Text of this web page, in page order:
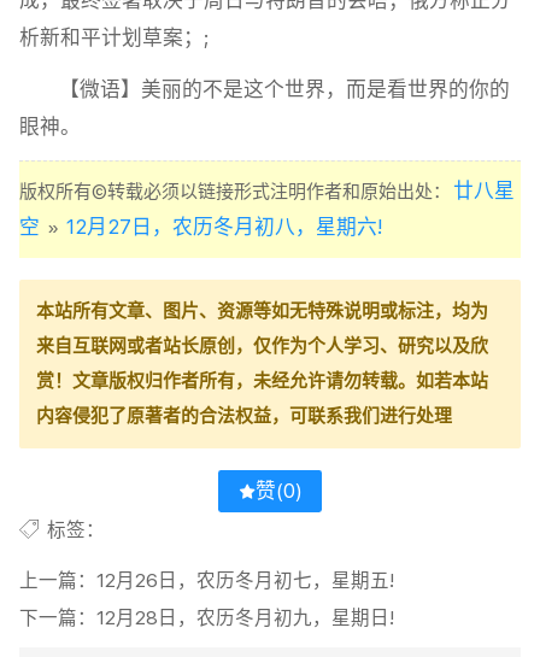
析新和平计划草案；;
【微语】美丽的不是这个世界，而是看世界的你的
眼神。
版权所有©转载必须以链接形式注明作者和原始出处：
廿八星
空 » 12月27日，农历冬月初八，星期六!
本站所有文章、图片、资源等如无特殊说明或标注，均为
来自互联网或者站长原创，仅作为个人学习、研究以及欣
赏！文章版权归作者所有，未经允许请勿转载。如若本站
内容侵犯了原著者的合法权益，可联系我们进行处理
赞(0)
标签：
上一篇： 12月26日，农历冬月初七，星期五!
下一篇： 12月28日，农历冬月初九，星期日!